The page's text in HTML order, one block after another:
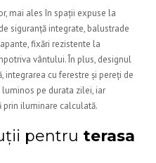
mai ales în spații expuse la
siguranță integrate, balustrade
fixări rezistente la
vântului. În plus, designul
integrarea cu ferestre și pereți de
pe durata zilei, iar
prin iluminare calculată.
pentru terasa